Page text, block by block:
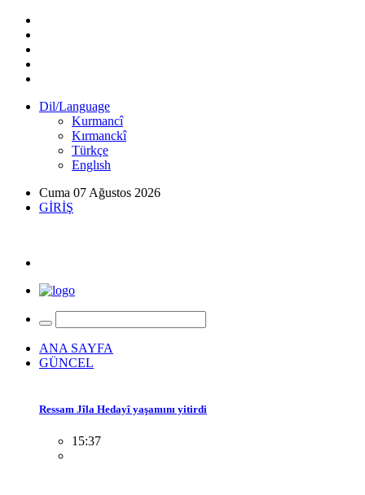
Dil/Language
Kurmancî
Kırmanckî
Türkçe
Englısh
Cuma 07 Ağustos 2026
GİRİŞ
ANA SAYFA
GÜNCEL
Ressam Jîla Hedayî yaşamını yitirdi
15:37